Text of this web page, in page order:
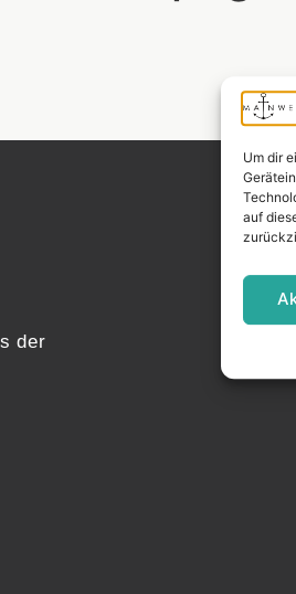
Um dir
auf
der